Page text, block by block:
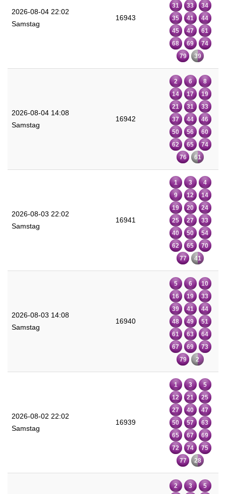
2026-08-04 22:02
Samstag
16943
31 33
34
35
41
44
45
47
61
68
69
74
79
39
2026-08-04 14:08
Samstag
16942
2 6
8
14
17
19
21
31
33
37
44
46
50
56
60
62
65
74
76
61
2026-08-03 22:02
Samstag
16941
1 3
4
9
12
14
19
20
24
25
27
33
40
50
54
62
65
70
77
41
2026-08-03 14:08
Samstag
16940
5 6
10
16
19
33
39
41
44
48
49
51
61
63
64
67
69
73
79
2
2026-08-02 22:02
Samstag
16939
1 3
5
12
21
25
27
40
47
50
57
63
65
67
69
72
74
75
77
28
2 3
5